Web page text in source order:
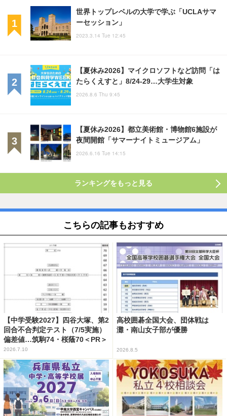
世界トップレベルの大学で学ぶ「UCLAサマ
ーセッション」
2023.3.14 Tue 12:45
【夏休み2026】マイクロソフトなど訪問「は
たらくえすと」8/24-29…大学生対象
2026.8.6 Thu 9:45
【夏休み2026】都立美術館・博物館6施設が
夜間開館「サマーナイトミュージアム」
2026.6.16 Tue 14:15
ランキングをもっと見る
こちらの記事もおすすめ
【中学受験2027】四谷大塚、第2
回合不合判定テスト（7/5実施）
偏差値…筑駒74・桜蔭70＜PR＞
2026.7.10
高校囲碁全国大会、団体戦は
灘・南山女子部が優勝
2026.8.5